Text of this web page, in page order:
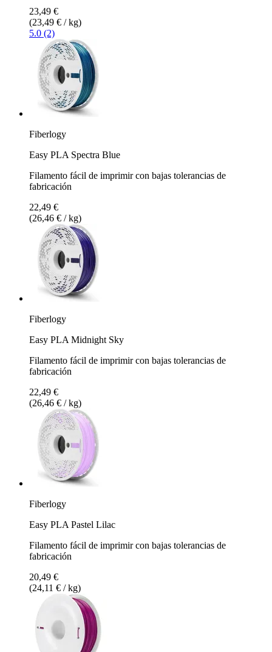
23,49 €
(23,49 € / kg)
5.0 (2)
Fiberlogy
Easy PLA Spectra Blue
Filamento fácil de imprimir con bajas tolerancias de
fabricación
22,49 €
(26,46 € / kg)
Fiberlogy
Easy PLA Midnight Sky
Filamento fácil de imprimir con bajas tolerancias de
fabricación
22,49 €
(26,46 € / kg)
Fiberlogy
Easy PLA Pastel Lilac
Filamento fácil de imprimir con bajas tolerancias de
fabricación
20,49 €
(24,11 € / kg)